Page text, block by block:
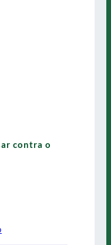
contra o